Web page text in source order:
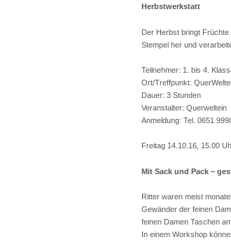
Herbstwerkstatt
Der Herbst bringt
Stempel her und
Teilnehmer: 1. bis 4.
Ort/Treffpunkt:
Dauer: 3 Stunden
Veranstalter: Querweltein
Anmeldung: Tel. 0651
Freitag 14.10.16, 15.00
Mit Sack und Pack –
Ritter waren meist
Gewänder der feinen
feinen Damen Taschen
In einem Workshop